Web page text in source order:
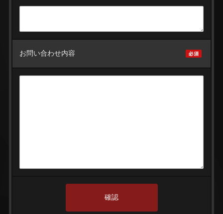
お問い合わせ内容